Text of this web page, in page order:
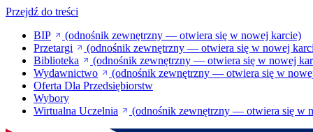
Przejdź do treści
BIP
(odnośnik zewnętrzny — otwiera się w nowej karcie)
Przetargi
(odnośnik zewnętrzny — otwiera się w nowej
Biblioteka
(odnośnik zewnętrzny — otwiera się w nowej
Wydawnictwo
(odnośnik zewnętrzny — otwiera się w
Oferta Dla Przedsiębiorstw
Wybory
Wirtualna Uczelnia
(odnośnik zewnętrzny — otwiera się w